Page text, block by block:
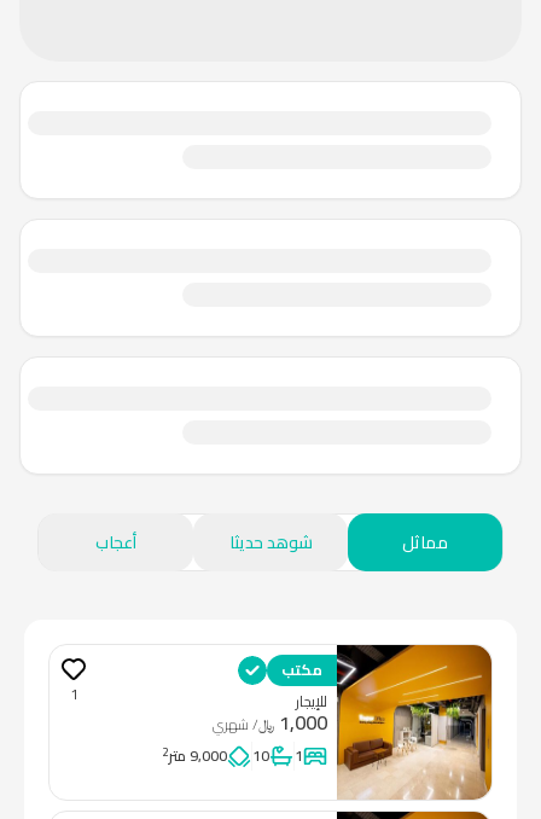
مماثل شوهد حديثا أعجاب
مكتب
للإيجار
1,000 ﷼/ شهري
1
10 9,000 متر 2
1